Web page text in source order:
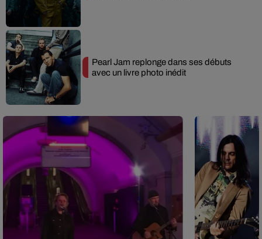
Pearl Jam replonge dans ses débuts
avec un livre photo inédit